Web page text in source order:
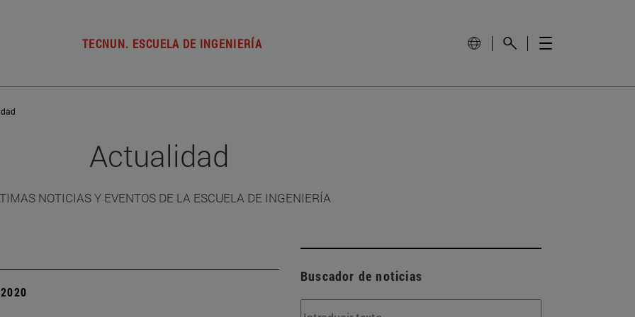
TECNUN. ESCUELA DE INGENIERÍA
Actualidad
NOTICIAS Y EVENTOS DE LA ESCUELA DE INGENIERÍA
Buscador de noticias